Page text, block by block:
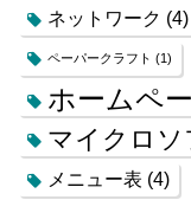
ネットワーク (4)
ペーパークラフト (1)
ホームペ
マイクロソ
メニュー表 (4)